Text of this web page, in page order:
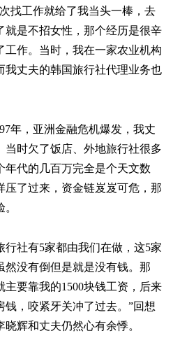
找工作就给了我当头一棒，去
就是不招女性，那个经历是很辛
工作。当时，我在一家农业机构
我丈夫的韩国旅行社代理业务也
年，亚洲金融危机爆发，我丈
当时欠了饭店、外地旅行社很多
年代的几百万完全是个天文数
压了过来，资金链岌岌可危，那
行社有5家都由我们在做，这5家
然没有倒但是就是没有钱。那
主要靠我的1500块钱工资，后来
钱，咬紧牙关冲了过去。”回想
辉和丈夫仍然心有余悸。